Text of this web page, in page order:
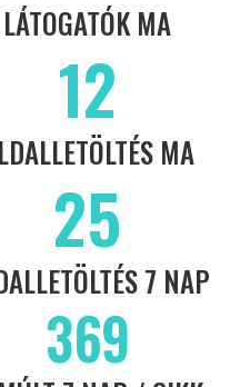
LÁTOGATÓK MA
12
MA
25
7 NAP
369